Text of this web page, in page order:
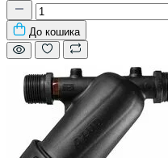
До кошика